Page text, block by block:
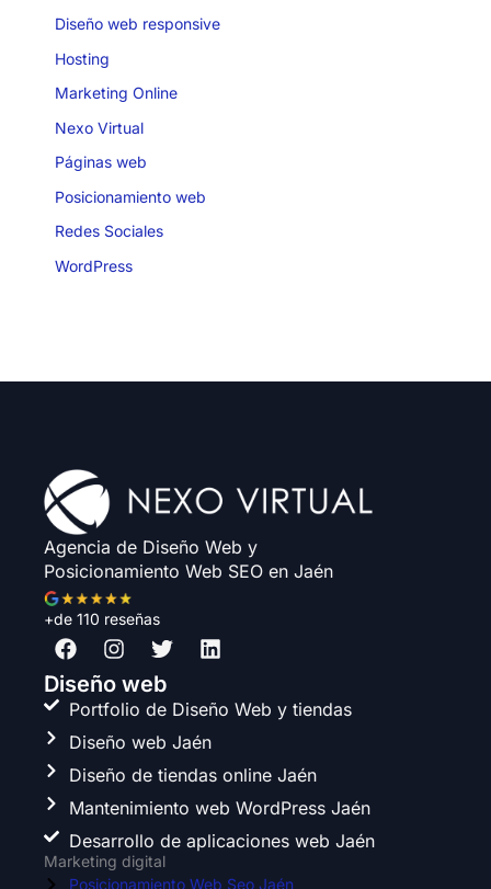
Diseño web responsive
Hosting
Marketing Online
Nexo Virtual
Páginas web
Posicionamiento web
Redes Sociales
WordPress
Agencia de Diseño Web y
Posicionamiento Web SEO en Jaén
+de 110 reseñas
F
a
c
e
b
o
o
k
I
n
s
t
a
g
r
a
m
T
w
i
t
t
e
r
L
i
k
e
d
i
n
Diseño web
Portfolio de Diseño Web y tiendas
Diseño web Jaén
Diseño de tiendas online Jaén
Mantenimiento web WordPress Jaén
Desarrollo de aplicaciones web Jaén
Marketing digital
Posicionamiento Web Seo Jaén